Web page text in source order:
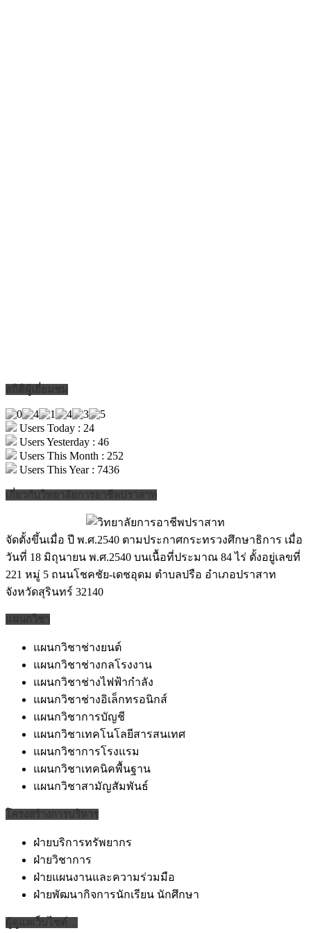
Users Today : 24
Users Yesterday : 46
Users This Month : 252
Users This Year : 7436
จัดตั้งขึ้นเมื่อ ปี พ.ศ.2540 ตามประกาศกระทรวงศึกษาธิการ เมื่อ
วันที่ 18 มิถุนายน พ.ศ.2540 บนเนื้อที่ประมาณ 84 ไร่ ตั้งอยู่เลขที่
221 หมู่ 5 ถนนโชคชัย-เดชอุดม ตำบลปรือ อำเภอปราสาท
จังหวัดสุรินทร์ 32140
แผนกวิชาช่างยนต์
แผนกวิชาช่างกลโรงงาน
แผนกวิชาช่างไฟฟ้ากำลัง
แผนกวิชาช่างอิเล็กทรอนิกส์
แผนกวิชาการบัญชี
แผนกวิชาเทคโนโลยีสารสนเทศ
แผนกวิชาการโรงแรม
แผนกวิชาเทคนิคพื้นฐาน
แผนกวิชาสามัญสัมพันธ์
ฝ่ายบริการทรัพยากร
ฝ่ายวิชาการ
ฝ่ายแผนงานและความร่วมมือ
ฝ่ายพัฒนากิจการนักเรียน นักศึกษา